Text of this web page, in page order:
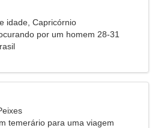
idade, Capricórnio
por um homem 28-31
temerário para uma viagem